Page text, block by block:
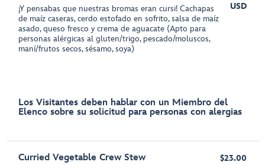
¡Y pensabas que nuestras bromas eran cursi! Cachapas
de maíz caseras, cerdo estofado en sofrito, salsa de maíz
asado, queso fresco y crema de aguacate (Apto para
personas alérgicas al gluten/trigo, pescado/moluscos,
maní/frutos secos, sésamo, soya)
USD
Los Visitantes deben hablar con un Miembro del
Elenco sobre su solicitud para personas con alergias
Curried Vegetable Crew Stew
$23.00